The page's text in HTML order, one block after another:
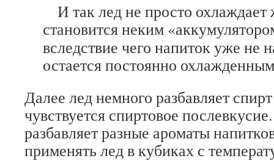
И так лед не просто охлаждает
становится неким
вследствие чего напиток уже не
остается постоянно
Далее лед немного разбавляет
чувствуется спиртовое
разбавляет разные ароматы
применять лед в кубиках с